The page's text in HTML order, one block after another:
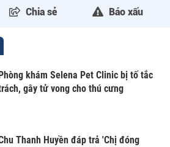
Chia sẻ Báo xấu
khám Selena Pet Clinic bị tố tắc
gây tử vong cho thú cưng
Thanh Huyền đáp trả 'Chị đóng